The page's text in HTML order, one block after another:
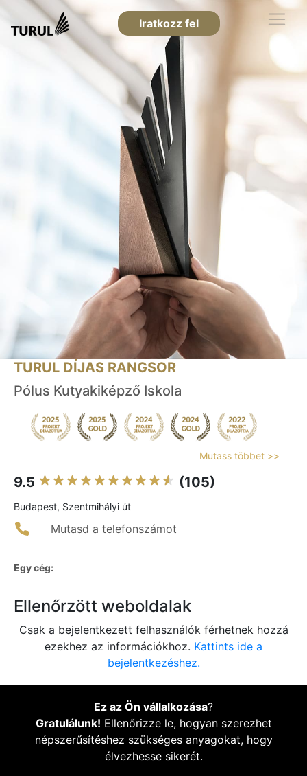
Iratkozz fel
TURUL DÍJAS RANGSOR
Pólus Kutyakiképző Iskola
Mutass többet >>
9.5 (105)
Budapest, Szentmihályi út
Mutasd a telefonszámot
Egy cég:
Ellenőrzött weboldalak
Csak a bejelentkezett felhasználók férhetnek hozzá
ezekhez az információkhoz. Kattints ide a
bejelentkezéshez.
Ez az Ön vállalkozása?
Gratulálunk! Ellenőrizze le, hogyan szerezhet
népszerűsítéshez szükséges anyagokat, hogy
élvezhesse sikerét.